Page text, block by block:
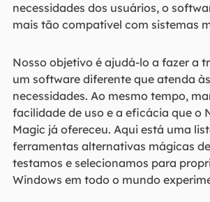
necessidades dos usuários, o
mais tão compatível com sistemas
Nosso objetivo é ajudá-lo a fazer a
um software diferente que atenda
necessidades. Ao mesmo tempo,
facilidade de uso e a eficácia que o
Magic já ofereceu. Aqui está uma
ferramentas alternativas mágicas
testamos e selecionamos para
Windows em todo o mundo